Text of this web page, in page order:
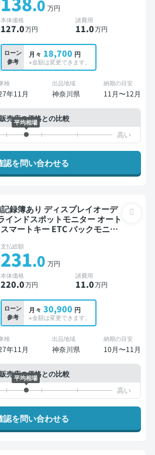
.0 万円
本体価格
127.0万円
諸費用
11.0万円
ローン
参考
月々 18,700 円
※金額は変更できます。
検
年11月
出品地域
神奈川県
納期の目安
11月〜12月
売店の価格との比較
平均相場
認を問い合わせる
インドスポットモニター オート
マートキー ETC バックモニタ
支払総額
231.0 万円
本体価格
220.0万円
諸費用
11.0万円
ローン
参考
月々 30,900 円
※金額は変更できます。
検
年11月
出品地域
神奈川県
納期の目安
10月〜11月
売店の価格との比較
平均相場
認を問い合わせる